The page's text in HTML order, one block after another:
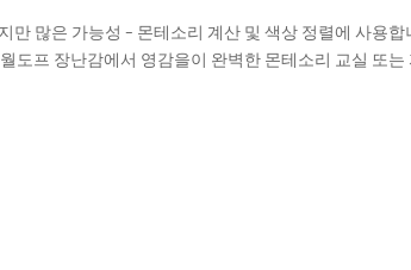
많은 가능성 – 몬테소리 계산 및 색상 정렬에 사용
도프 장난감에서 영감을이 완벽한 몬테소리 교실 또